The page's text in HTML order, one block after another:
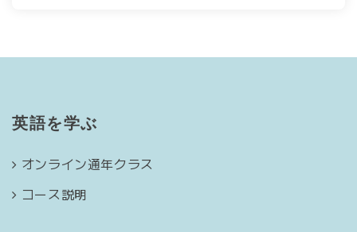
英語を学ぶ
オンライン通年クラス
コース説明